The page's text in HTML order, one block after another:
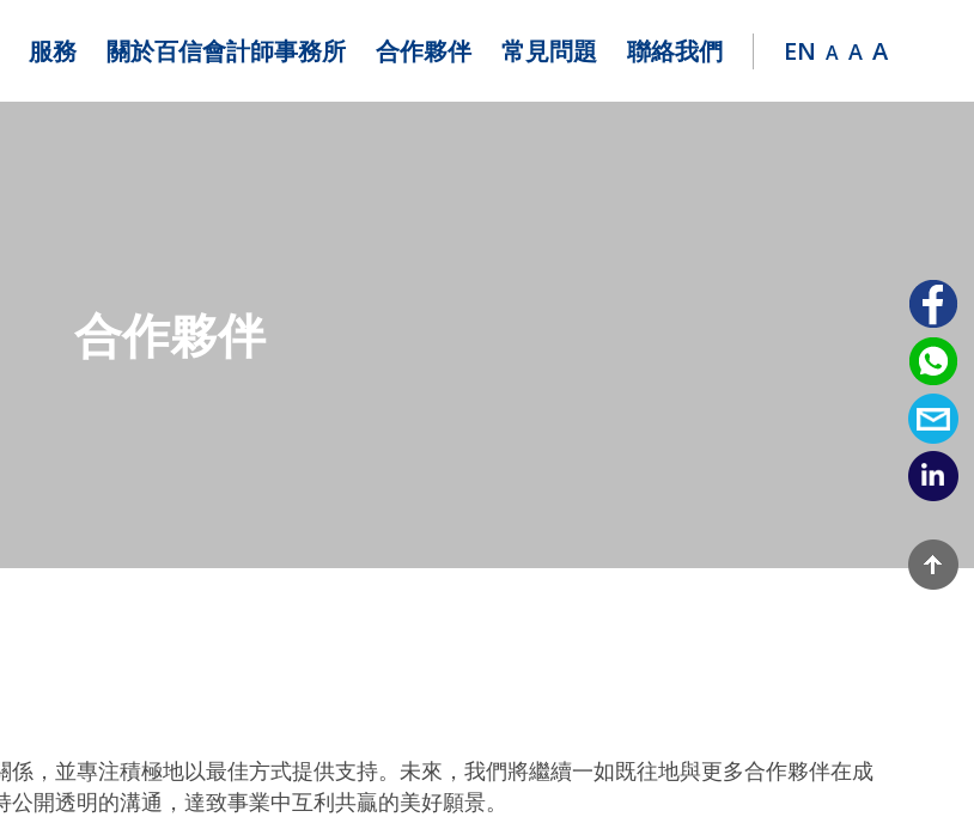
服務 關於百信會計師事務所 合作夥伴 常見問題 聯絡我們 EN A A A
合作夥伴
，並專注積極地以最佳方式提供支持。未來，我們將繼續一如既往地與更多合作夥伴在成
開透明的溝通，達致事業中互利共贏的美好願景。